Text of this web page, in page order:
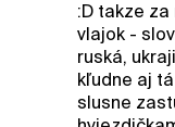
:D takze
vlajok -
ruská,
kľudne aj
slusne